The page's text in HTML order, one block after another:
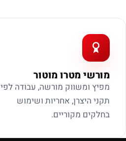
מורשי מטרו מוטור
מפיץ ומשווק מורשה, עבודה לפי
תקני היצרן, אחריות ושימוש
בחלקים מקוריים.